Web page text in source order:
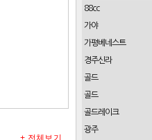
+ 전체보기
88cc
가야
가평베네스트
경주신라
골드
골드
골드레이크
광주